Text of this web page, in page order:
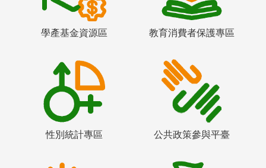
學產基金資源區 教育消費者保護專區
性別統計專區 公共政策參與平臺